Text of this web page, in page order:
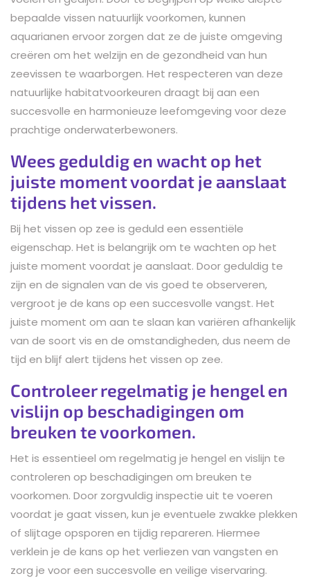
bepaalde vissen natuurlijk voorkomen, kunnen
aquarianen ervoor zorgen dat ze de juiste omgeving
creëren om het welzijn en de gezondheid van hun
zeevissen te waarborgen. Het respecteren van deze
natuurlijke habitatvoorkeuren draagt bij aan een
succesvolle en harmonieuze leefomgeving voor deze
prachtige onderwaterbewoners.
Wees geduldig en wacht op het
juiste moment voordat je aanslaat
tijdens het vissen.
Bij het vissen op zee is geduld een essentiële
eigenschap. Het is belangrijk om te wachten op het
juiste moment voordat je aanslaat. Door geduldig te
zijn en de signalen van de vis goed te observeren,
vergroot je de kans op een succesvolle vangst. Het
juiste moment om aan te slaan kan variëren afhankelijk
van de soort vis en de omstandigheden, dus neem de
tijd en blijf alert tijdens het vissen op zee.
Controleer regelmatig je hengel en
vislijn op beschadigingen om
breuken te voorkomen.
Het is essentieel om regelmatig je hengel en vislijn te
controleren op beschadigingen om breuken te
voorkomen. Door zorgvuldig inspectie uit te voeren
voordat je gaat vissen, kun je eventuele zwakke plekken
of slijtage opsporen en tijdig repareren. Hiermee
verklein je de kans op het verliezen van vangsten en
zorg je voor een succesvolle en veilige viservaring.